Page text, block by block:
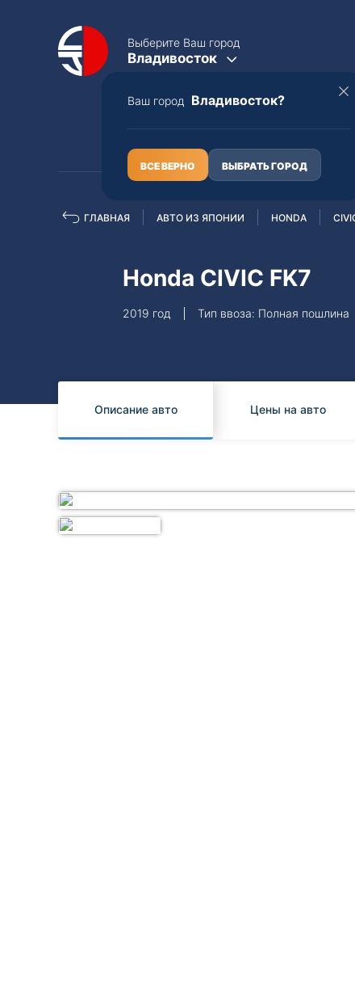
Выберите Ваш город
Владивосток
Ваш город Владивосток?
ВСЕ ВЕРНО ВЫБРАТЬ ГОРОД
Полная пошлина
Subaru
ГЛАВНАЯ АВТО ИЗ ЯПОНИИ HONDA
Honda CIVIC FK7
2019 год Тип ввоза: Полная пошлина
Описание авто Цены на авто